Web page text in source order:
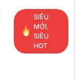
SIÊU
MỚI,
SIÊU
HOT